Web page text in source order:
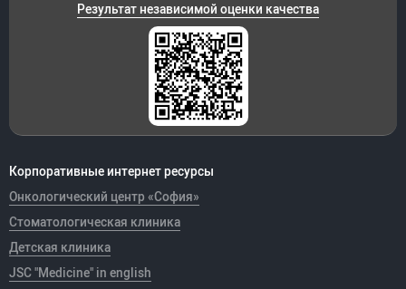
Корпоративные интернет ресурсы
Онкологический центр «София»
Стоматологическая клиника
Детская клиника
JSC "Medicine" in english
Результат независимой оценки качества